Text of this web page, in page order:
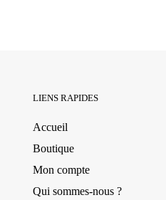
LIENS RAPIDES
Accueil
Boutique
Mon compte
Qui sommes-nous ?